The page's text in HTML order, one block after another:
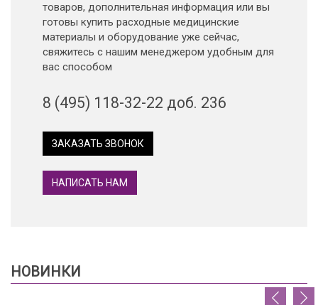
товаров, дополнительная информация или вы
готовы купить расходные медицинские
материалы и оборудование уже сейчас,
свяжитесь с нашим менеджером удобным для
вас способом
8 (495) 118-32-22 доб. 236
ЗАКАЗАТЬ ЗВОНОК
НАПИСАТЬ НАМ
НОВИНКИ